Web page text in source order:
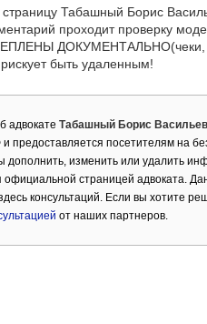
страницу Табашный Борис
проходит проверку
ДОКУМЕНТАЛЬНО(чеки,
быть удаленным!
адвокате Табашный Борис
предоставляется посетителям на
дополнить, изменить или удалить
страницей адвоката.
консультаций. Если вы хотите
от наших партнеров.